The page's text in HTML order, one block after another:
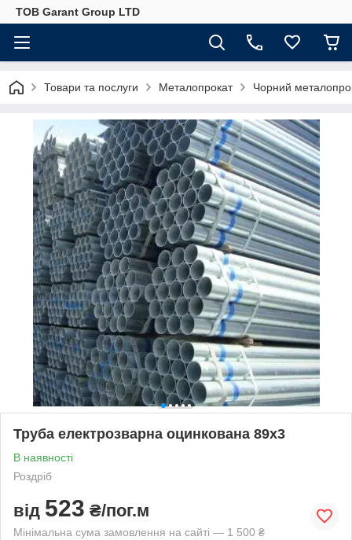
ТОВ Garant Group LTD
Товари та послуги Металопрокат Чорний
Труба електрозварна оцинкована 89х3
В наявності
Роздріб
від 523 ₴/пог.м
Мінімальна сума замовлення на сайті — 1 500 ₴